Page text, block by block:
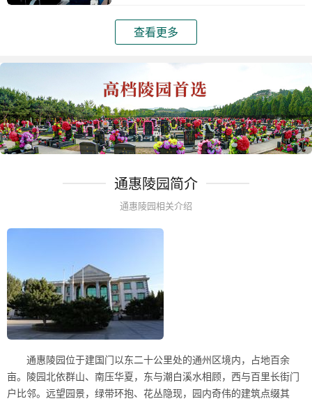
查看更多
通惠陵园简介
通惠陵园相关介绍
通惠陵园位于建国门以东二十公里处的通州区境内，占地百余
亩。陵园北依群山、南压华夏，东与潮白溪水相顾，西与百里长街门
户比邻。远望园景，绿带环抱、花丛隐现，园内奇伟的建筑点缀其